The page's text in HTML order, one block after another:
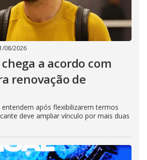
08/2026
a acordo com
renovação de
entendem após flexibilizarem termos
deve ampliar vínculo por mais duas